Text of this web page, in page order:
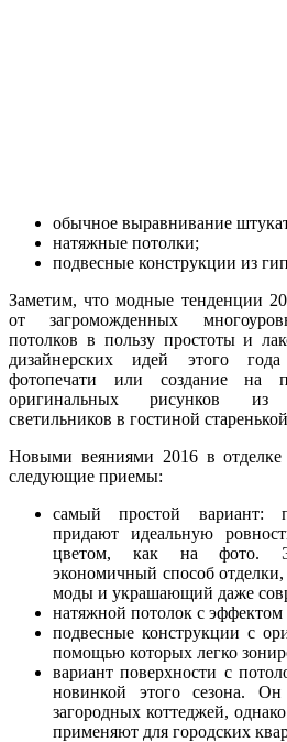
обычное выравнивание
натяжные потолки;
подвесные конструкции из
Заметим, что модные тенденции
от загроможденных
потолков в пользу простоты и
дизайнерских идей этого
фотопечати или создание на
оригинальных рисунков из
светильников в гостиной
Новыми веяниями 2016 в отделке
следующие приемы:
самый простой вариант:
придают идеальную
цветом, как на фото.
экономичный способ
моды и украшающий даже
натяжной потолок с эффектом
подвесные конструкции с
помощью которых легко
вариант поверхности с
новинкой этого сезона.
загородных коттеджей,
применяют для городских